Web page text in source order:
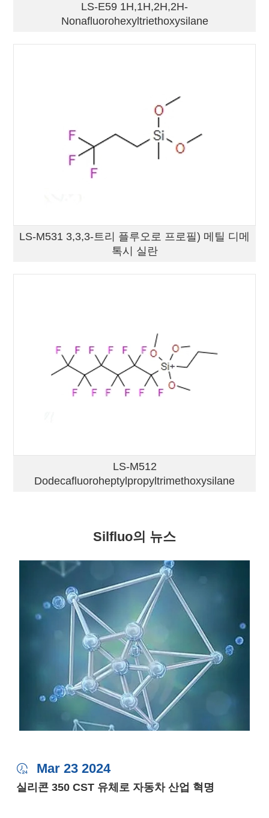
LS-E59 1H,1H,2H,2H-
Nonafluorohexyltriethoxysilane
LS-M531 3,3,3-트리 플루오로 프로필) 메틸 디메
톡시 실란
LS-M512
Dodecafluoroheptylpropyltrimethoxysilane
Silfluo의 뉴스
 Mar 23 2024
실리콘 350 CST 유체로 자동차 산업 혁명